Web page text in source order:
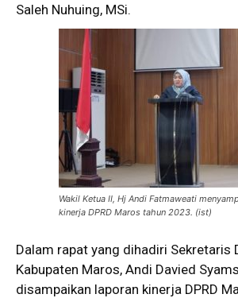
Saleh Nuhuing, MSi.
Wakil Ketua II, Hj Andi Fatmaweati
kinerja DPRD Maros tahun 2023. (ist)
Dalam rapat yang dihadiri Sekretaris
Kabupaten Maros, Andi Davied
disampaikan laporan kinerja DPRD